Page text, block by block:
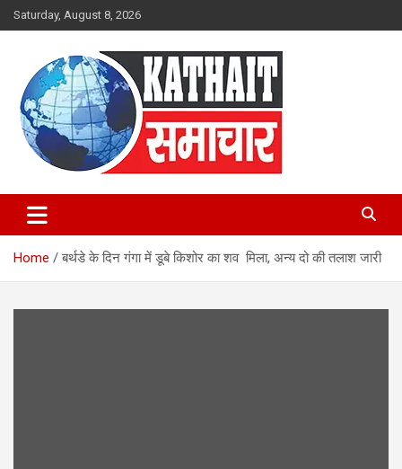
Skip
to
Saturday, August 8, 2026
Kathait Samachar – Latest
Uttarakhand News in Hindi,
Uttarakhand News Headlines
Home बर्थडे के दिन गंगा में डूबे किशोर का शव मिला, अन्य दो की तलाश जारी